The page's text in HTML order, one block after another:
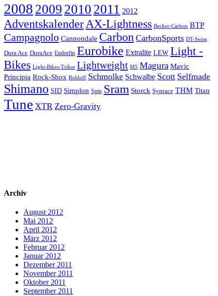
2008 2009 2010 2011 2012
Adventskalender AX-Lightness Becker-Carbon BTP
Campagnolo Cannondale Carbon CarbonSports DT-Swiss
Dura Ace DuraAce Endorfin Eurobike Extralite LEW Light -
Bikes Light-Bikes-Trikot Lightweight M5 Magura Mavic
Principia Rock-Shox Rohloff Schmolke Schwalbe Scott Selfmade
Shimano SID Simplon Spin Sram Storck Syntace THM Titan
Tune XTR Zero-Gravity
Archiv
August 2012
Mai 2012
April 2012
März 2012
Februar 2012
Januar 2012
Dezember 2011
November 2011
Oktober 2011
September 2011